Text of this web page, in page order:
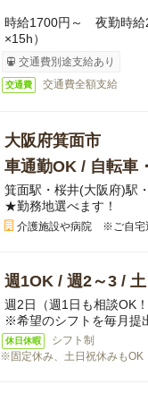
時給1700円～ 夜勤時
×15h）
交通費別途支給あり
交通費 交通費全額支給
大阪府箕面市
車通勤OK / 自転車
箕面駅・桜井(大阪府)駅
★勤務地選べます！
介護施設や病院 ※ご自宅
週1OK / 週2～3 /
週2日（週1日も相談OK！
※希望のシフトを毎月提
休日休暇
シフト制
※固定休み、土日祝休みもOK